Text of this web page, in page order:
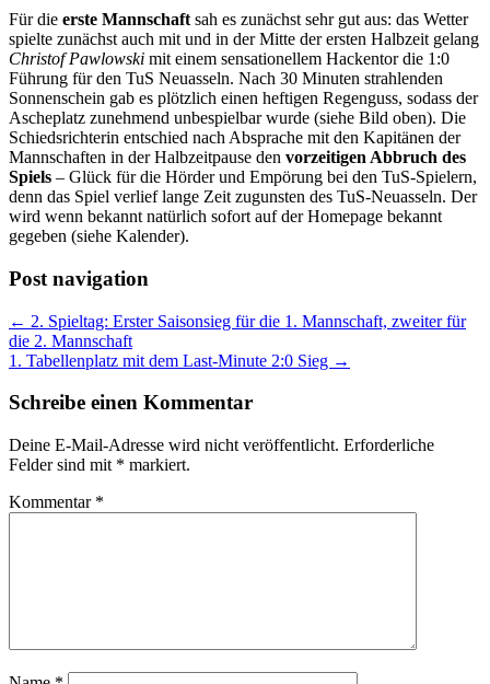
Für die erste Mannschaft sah es zunächst sehr gut aus: das Wetter
spielte zunächst auch mit und in der Mitte der ersten Halbzeit gelang
Christof Pawlowski mit einem sensationellem Hackentor die 1:0
Führung für den TuS Neuasseln. Nach 30 Minuten strahlenden
Sonnenschein gab es plötzlich einen heftigen Regenguss, sodass der
Ascheplatz zunehmend unbespielbar wurde (siehe Bild oben). Die
Schiedsrichterin entschied nach Absprache mit den Kapitänen der
Mannschaften in der Halbzeitpause den vorzeitigen Abbruch des
Spiels – Glück für die Hörder und Empörung bei den TuS-Spielern,
denn das Spiel verlief lange Zeit zugunsten des TuS-Neuasseln. Der
wird wenn bekannt natürlich sofort auf der Homepage bekannt
gegeben (siehe Kalender).
Post navigation
← 2. Spieltag: Erster Saisonsieg für die 1. Mannschaft, zweiter für
die 2. Mannschaft
1. Tabellenplatz mit dem Last-Minute 2:0 Sieg →
Schreibe einen Kommentar
Deine E-Mail-Adresse wird nicht veröffentlicht. Erforderliche
Felder sind mit * markiert.
Kommentar *